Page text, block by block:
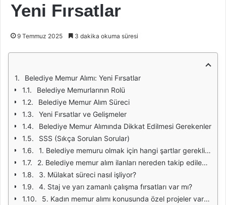
Yeni Fırsatlar
9 Temmuz 2025 3 dakika okuma süresi
Belediye Memur Alımı: Yeni Fırsatlar
Belediye Memurlarının Rolü
Belediye Memur Alım Süreci
Yeni Fırsatlar ve Gelişmeler
Belediye Memur Alımında Dikkat Edilmesi Gerekenler
SSS (Sıkça Sorulan Sorular)
1. Belediye memuru olmak için hangi şartlar gereklidir?
2. Belediye memur alım ilanları nereden takip edilebilir?
3. Mülakat süreci nasıl işliyor?
4. Staj ve yarı zamanlı çalışma fırsatları var mı?
5. Kadın memur alımı konusunda özel projeler var mı?